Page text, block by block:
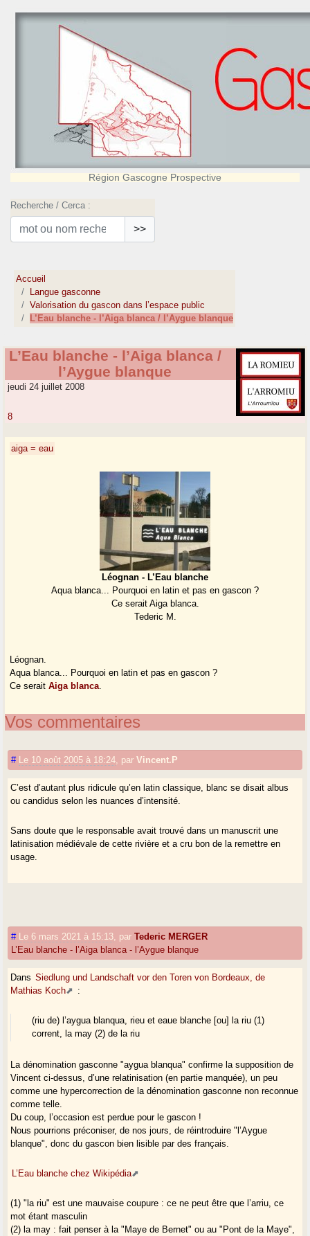
Région Gascogne Prospective
Recherche / Cerca :
>>
Accueil
Langue gasconne
Valorisation du gascon dans l’espace public
L’Eau blanche - l’Aiga blanca / l’Aygue blanque
L’Eau blanche - l’Aiga blanca /
l’Aygue blanque
jeudi 24 juillet 2008
8
aiga = eau
Léognan - L’Eau blanche
Aqua blanca... Pourquoi en latin et pas en gascon ?
Ce serait Aiga blanca.
Tederic M.
Léognan.
Aqua blanca... Pourquoi en latin et pas en gascon ?
Ce seraitAiga blanca.
Vos commentaires
# Le 10 août 2005 à 18:24 parVincent.P
C’est d’autant plus ridicule qu’en latin classique, blanc se disait albus
ou candidus selon les nuances d’intensité.
Sans doute que le responsable avait trouvé dans un manuscrit une
latinisation médiévale de cette rivière et a cru bon de la remettre en
usage.
# Le 6 mars 2021 à 15:13 parTederic MERGER
L’Eau blanche - l’Aiga blanca - l’Aygue blanque
Dans Siedlung und Landschaft vor den Toren von Bordeaux, de
Mathias Koch
:
(riu de) l’aygua blanqua, rieu et eaue blanche [ou] la riu (1)
corrent, la may (2) de la riu
La dénomination gasconne "aygua blanqua" confirme la supposition de
Vincent ci-dessus, d’une relatinisation (en partie manquée), un peu
comme une hypercorrection de la dénomination gasconne non reconnue
comme telle.
Du coup, l’occasion est perdue pour le gascon !
Nous pourrions préconiser, de nos jours, de réintroduire "l’Aygue
blanque", donc du gascon bien lisible par des français.
L’Eau blanche chez Wikipédia
(1) "la riu" est une mauvaise coupure : ce ne peut être que l’arriu, ce
mot étant masculin
(2) la may : fait penser à la "Maye de Bernet" ou au "Pont de la Maye",